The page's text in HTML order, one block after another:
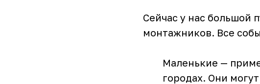
Сейчас у нас большой
монтажников. Все
Маленькие —
городах. Они